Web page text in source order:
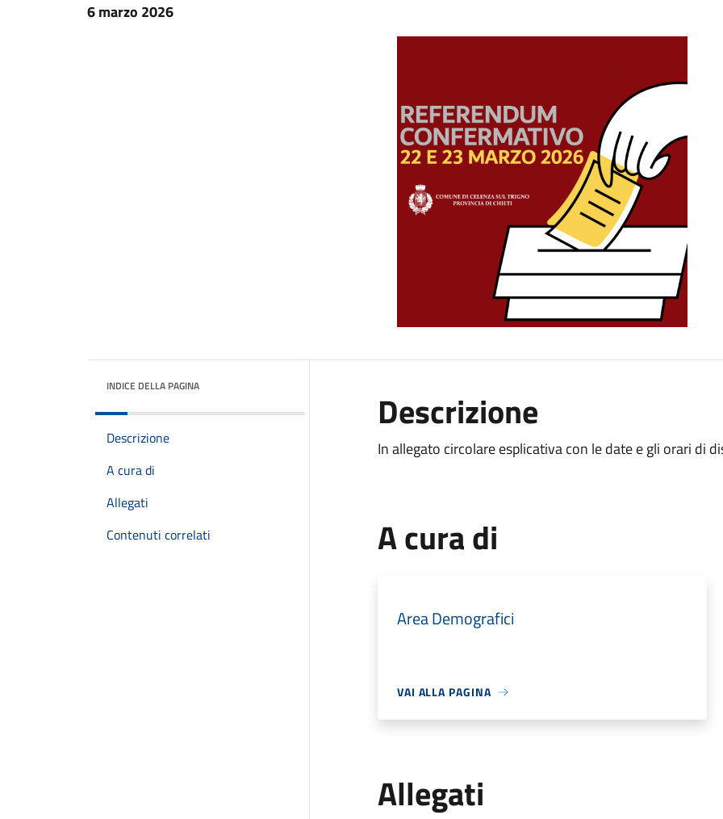
6 marzo 2026
INDICE DELLA PAGINA
Descrizione
A cura di
Allegati
Contenuti correlati
Descrizione
In allegato circolare esplicativa con le date e gli orari di
A cura di
Area Demografici
VAI ALLA PAGINA
Allegati